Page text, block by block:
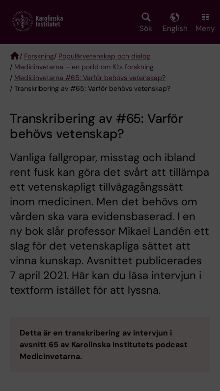
main
Sök English Meny
Breadcrumb
/ Forskning/ Populärvetenskap och dialog
/ Medicinvetarna – en podd om KI:s forskning
/ Medicinvetarna #65: Varför behövs vetenskap?
/ Transkribering av #65: Varför behövs vetenskap?
Transkribering av #65: Varför
behövs vetenskap?
Vanliga fallgropar, misstag och ibland
rent fusk kan göra det svårt att tillämpa
ett vetenskapligt tillvägagångssätt
inom medicinen. Men det behövs om
vården ska vara evidensbaserad. I en
ny bok slår professor Mikael Landén ett
slag för det vetenskapliga sättet att
vinna kunskap. Avsnittet publicerades
7 april 2021. Här kan du läsa intervjun i
textform istället för att lyssna.
Detta är en transkribering av intervjun i
avsnitt 65 av Karolinska Institutets podcast
Medicinvetarna.